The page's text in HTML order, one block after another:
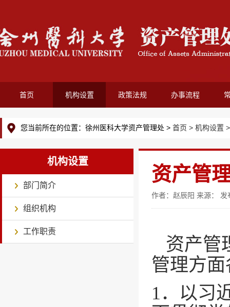
首页 机构设置 政策法规 办事流程
您当前所在的位置：徐州医科大学资产管理处 > 首页 > 机构设置 >
机构设置
部门简介
组织机构
工作职责
资产管
作者：赵辰阳 来源：
资产管
管理方
1．以习